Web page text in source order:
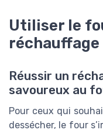
Utiliser le
réchauffage
Réussir un
savoureux au
Pour ceux qui
dessécher, le four